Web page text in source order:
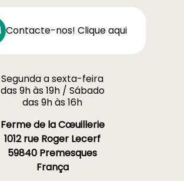
Contacte-nos! Clique aqui
Segunda a sexta-feira
das 9h às 19h / Sábado
das 9h às 16h
Ferme de la Cœuillerie
1012 rue Roger Lecerf
59840 Premesques
França